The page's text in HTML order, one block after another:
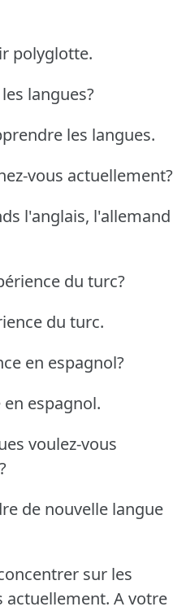
polyglotte.
langues?
les langues.
vous actuellement?
l'anglais, l'allemand
du turc?
du turc.
en espagnol?
espagnol.
voulez-vous
de nouvelle langue
sur les
actuellement. A votre